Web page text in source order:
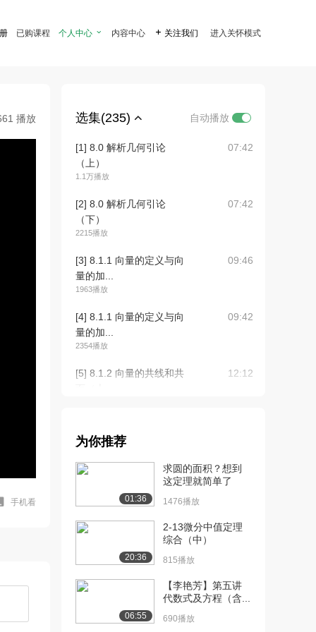
已购课程 个人中心  内容中心  关注我们 进入关怀模式
播放
手机看
选集(235) 自动播放
[1] 8.0 解析几何引论
（上）
1.1万播放
07:42
[2] 8.0 解析几何引论
（下）
2215播放
07:42
[3] 8.1.1 向量的定义与向
量的加...
1963播放
09:46
[4] 8.1.1 向量的定义与向
量的加...
2354播放
09:42
[5] 8.1.2 向量的共线和共
12:12
面（下...
[7] 8.1.3 向量的点乘和叉
[8] 8.1.3 向量的点乘和叉
[9] 8.1.3 向量的点乘和叉
17:01
为你推荐
01:36
求圆的面积？想到
这定理就简单了
1476播放
20:36
2-13微分中值定理
综合（中）
815播放
06:55
【李艳芳】第五讲
代数式及方程（含...
690播放